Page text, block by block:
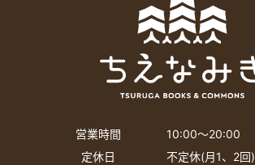
営業時間
10:00〜20:00
定休日
不定休(月1、2回)